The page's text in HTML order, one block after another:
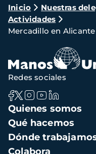
Ruta
de
navegación
Inicio Nuestras
Actividades
Mercadillo en
Navegación
principal
Quienes somos
Qué hacemos
Dónde
Colabora
Redes sociales